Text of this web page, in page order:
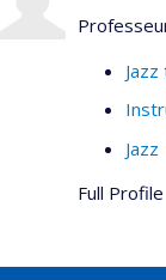
Jazz
Full Profile